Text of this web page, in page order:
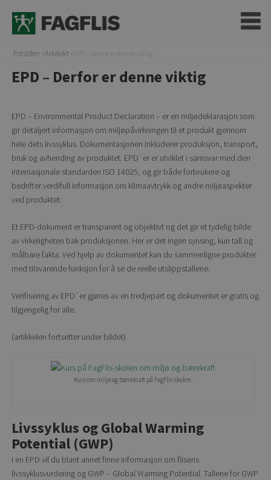
Forsiden Arkitekt EPD – Derfor er denne viktig
EPD – Derfor er denne viktig
EPD – Environmental Product Declaration – er en miljødeklarasjon som
gir detaljert informasjon om miljøpåvirkningen til et produkt gjennom
hele dets livssyklus. Dokumentasjonen inkluderer produksjon, transport,
bruk og avhending av produktet. EPD`er er utviklet i samsvar med den
internasjonale standarden ISO 14025, og gir både forbrukere og
bedrifter verdifull informasjon om klimaavtrykk og andre miljøaspekter
ved produktet.
Et EPD-dokument er transparent og objektivt og det gir et tydelig bilde
av virkeligheten bak produksjonen. Her er det ingen synsing, kun tall og
målbare fakta. Ved hjelp av dokumentet kan du sammenligne produkter
med tilsvarende funksjon for å se de reelle utslippstallene.
Verifisering av EPD`er gjøres av en tredjepart og dokumentet er gratis og
tilgjengelig for alle.
(artikkelen fortsetter under bildet)
Kurs om miljø og bærekraft på FagFlis-skolen.
Livssyklus og Global Warming
Potential (GWP)
I en EPD vil du blant annet finne informasjon om flisens
livssyklusvurdering og GWP – Global Warming Potential. Tallene for GWP